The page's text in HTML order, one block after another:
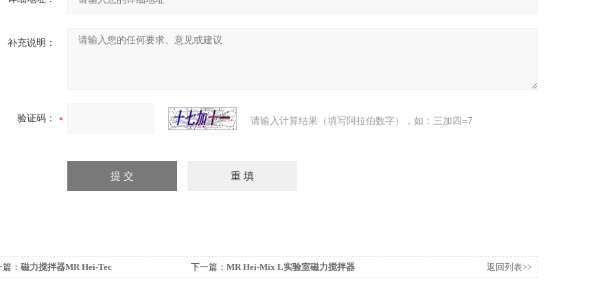
补充说明：
验证码： 请输入计算结果（填写阿拉伯数字），如：三加四=7
： 磁力搅拌器MR Hei-Tec 下一篇： MR Hei-Mix L实验室磁力搅拌器 返回列表>>